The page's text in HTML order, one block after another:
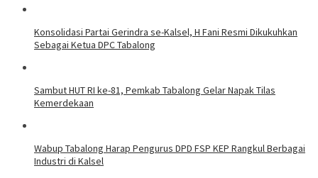
Konsolidasi Partai Gerindra se-Kalsel, H Fani Resmi Dikukuhkan
Sebagai Ketua DPC Tabalong
Sambut HUT RI ke-81, Pemkab Tabalong Gelar Napak Tilas
Kemerdekaan
Wabup Tabalong Harap Pengurus DPD FSP KEP Rangkul Berbagai
Industri di Kalsel